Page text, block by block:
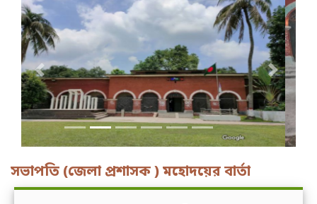
Previous Next
সভাপতি (জেলা প্রশাসক ) মহোদয়ের বার্তা